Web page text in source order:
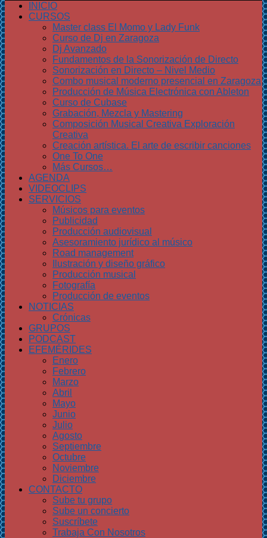
INICIO
CURSOS
Master class El Momo y Lady Funk
Curso de Dj en Zaragoza
Dj Avanzado
Fundamentos de la Sonorización de Directo
Sonorización en Directo – Nivel Medio
Combo musical moderno presencial en Zaragoza
Producción de Música Electrónica con Ableton
Curso de Cubase
Grabación, Mezcla y Mastering
Composición Musical Creativa Exploración
Creativa
Creación artística. El arte de escribir canciones
One To One
Más Cursos…
AGENDA
VIDEOCLIPS
SERVICIOS
Músicos para eventos
Publicidad
Producción audiovisual
Asesoramiento jurídico al músico
Road management
Ilustración y diseño gráfico
Producción musical
Fotografía
Producción de eventos
NOTICIAS
Crónicas
GRUPOS
PODCAST
EFEMÉRIDES
Enero
Febrero
Marzo
Abril
Mayo
Junio
Julio
Agosto
Septiembre
Octubre
Noviembre
Diciembre
CONTACTO
Sube tu grupo
Sube un concierto
Suscríbete
Trabaja Con Nosotros